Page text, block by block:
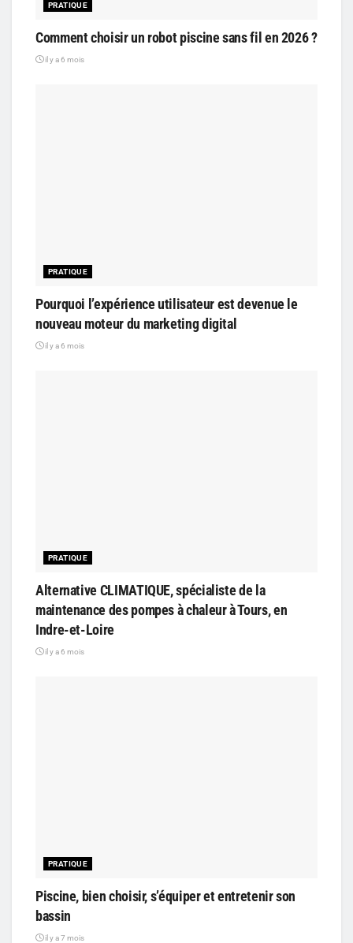
PRATIQUE
Comment choisir un robot piscine sans fil en 2026 ?
il y a 6 mois
PRATIQUE
Pourquoi l’expérience utilisateur est devenue le
nouveau moteur du marketing digital
il y a 6 mois
PRATIQUE
Alternative CLIMATIQUE, spécialiste de la
maintenance des pompes à chaleur à Tours, en
Indre-et-Loire
il y a 6 mois
PRATIQUE
Piscine, bien choisir, s’équiper et entretenir son
bassin
il y a 7 mois